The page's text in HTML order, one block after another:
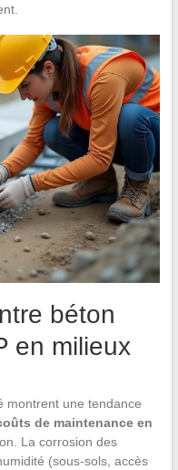
béton
en milieux
montrent une tendance
de maintenance en
La corrosion des
(sous-sols, accès